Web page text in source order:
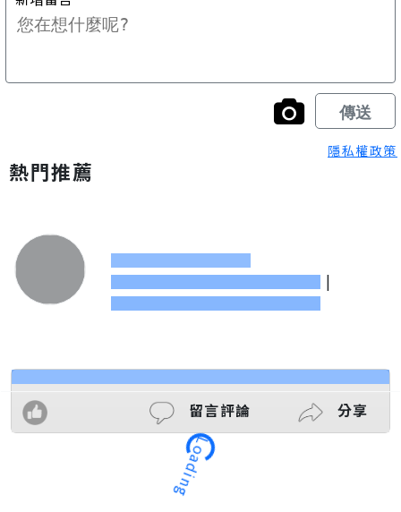
隱私權政策
熱門推薦
|
留言評論 分享
Loading